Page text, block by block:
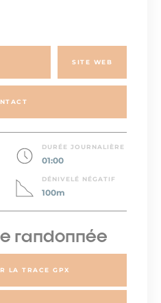
SITE WEB
DURÉE JOURNALIÈRE
01:00
DÉNIVELÉ NÉGATIF
100m
randonnée
LA TRACE GPX